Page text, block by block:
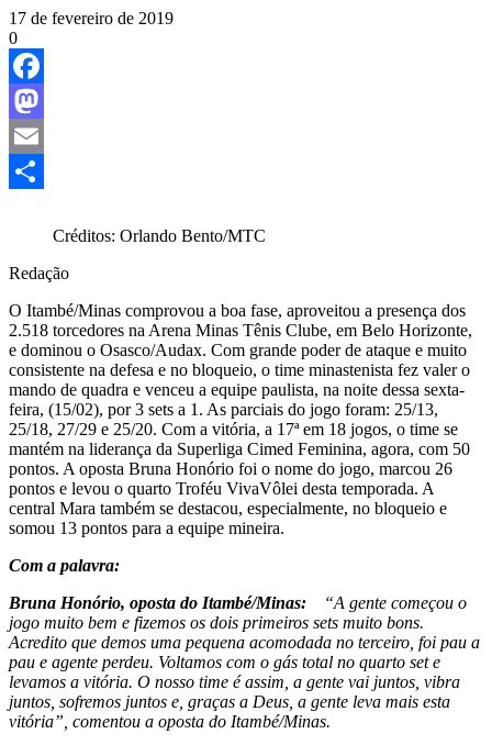
17 de fevereiro de 2019
0
Facebook
Mastodon
Email
Créditos: Orlando Bento/MTC
Redação
O Itambé/Minas comprovou a boa fase, aproveitou a presença dos
2.518 torcedores na Arena Minas Tênis Clube, em Belo Horizonte,
e dominou o Osasco/Audax. Com grande poder de ataque e muito
consistente na defesa e no bloqueio, o time minastenista fez valer o
mando de quadra e venceu a equipe paulista, na noite dessa sexta-
feira, (15/02), por 3 sets a 1. As parciais do jogo foram: 25/13,
25/18, 27/29 e 25/20. Com a vitória, a 17ª em 18 jogos, o time se
mantém na liderança da Superliga Cimed Feminina, agora, com 50
pontos. A oposta Bruna Honório foi o nome do jogo, marcou 26
pontos e levou o quarto Troféu VivaVôlei desta temporada. A
central Mara também se destacou, especialmente, no bloqueio e
somou 13 pontos para a equipe mineira.
Com a palavra:
Bruna Honório, oposta do Itambé/Minas:
“A gente começou o
jogo muito bem e fizemos os dois primeiros sets muito bons.
Acredito que demos uma pequena acomodada no terceiro, foi pau a
pau e agente perdeu. Voltamos com o gás total no quarto set e
levamos a vitória. O nosso time é assim, a gente vai juntos, vibra
juntos, sofremos juntos e, graças a Deus, a gente leva mais esta
vitória”, comentou a oposta do Itambé/Minas.